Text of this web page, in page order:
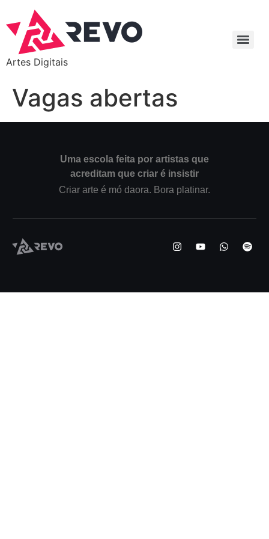
Artes Digitais
Vagas abertas
Uma escola feita por artistas que
acreditam que criar é insistir
Criar arte é mó daora. Bora platinar.